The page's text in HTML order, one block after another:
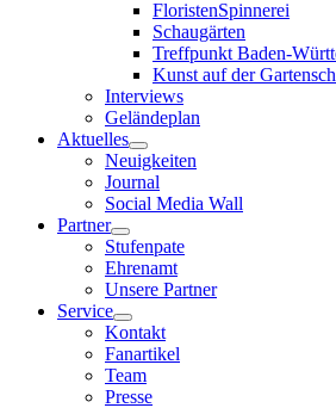
FloristenSpinnerei
Schaugärten
Treffpunkt Baden-
Kunst auf der
Interviews
Geländeplan
Aktuelles
Neuigkeiten
Journal
Social Media Wall
Partner
Stufenpate
Ehrenamt
Unsere Partner
Service
Kontakt
Fanartikel
Team
Presse